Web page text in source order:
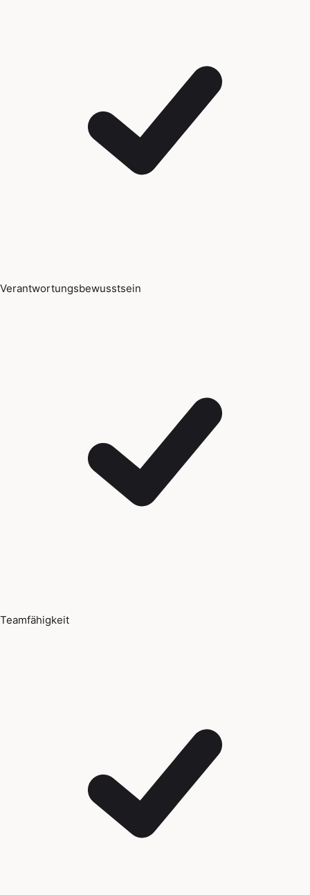
Verantwortungsbewusstsein
Teamfähigkeit